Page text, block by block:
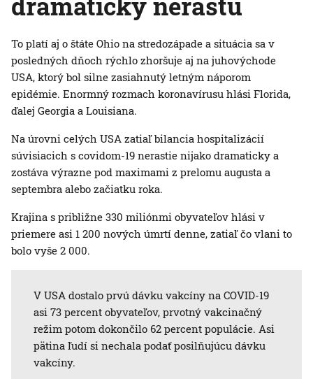
To platí aj o štáte Ohio na stredozápade a situácia sa v
posledných dňoch rýchlo zhoršuje aj na juhovýchode
USA, ktorý bol silne zasiahnutý letným náporom
epidémie. Enormný rozmach koronavírusu hlási Florida,
ďalej Georgia a Louisiana.
Na úrovni celých USA zatiaľ bilancia hospitalizácií
súvisiacich s covidom-19 nerastie nijako dramaticky a
zostáva výrazne pod maximami z prelomu augusta a
septembra alebo začiatku roka.
Krajina s približne 330 miliónmi obyvateľov hlási v
priemere asi 1 200 nových úmrtí denne, zatiaľ čo vlani to
bolo vyše 2 000.
V USA dostalo prvú dávku vakcíny na COVID-19
asi 73 percent obyvateľov, prvotný vakcinačný
režim potom dokončilo 62 percent populácie. Asi
pätina ľudí si nechala podať posilňujúcu dávku
vakcíny.